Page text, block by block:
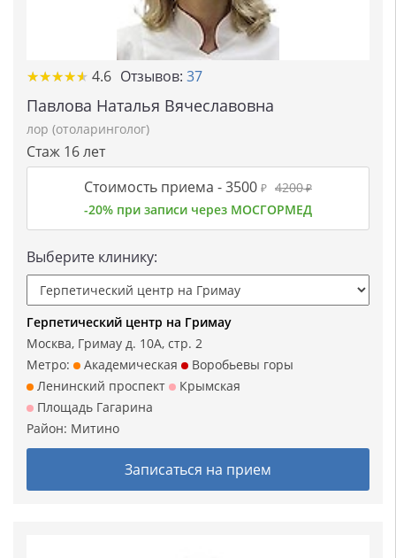
★★★★★
★★★★★ 4.6 Отзывов: 37
Павлова Наталья Вячеславовна
лор (отоларинголог)
Стаж 16 лет
Стоимость приема -3500 ₽ 4200₽
-20% при записи через МОСГОРМЕД
Выберите клинику:
Герпетический центр на Гримау
Москва, Гримау д. 10А, стр. 2
Метро:
Академическая
Воробьевы горы
Ленинский проспект
Крымская
Площадь Гагарина
Район: Митино
Записаться на прием